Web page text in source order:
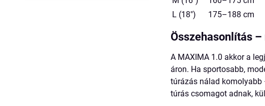
L (18")
175–188 cm
Összehasonlítás
A MAXIMA 1.0 akkor a
áron. Ha sportosabb,
túrázás nálad komolyabb
túrás csomagot adnak,